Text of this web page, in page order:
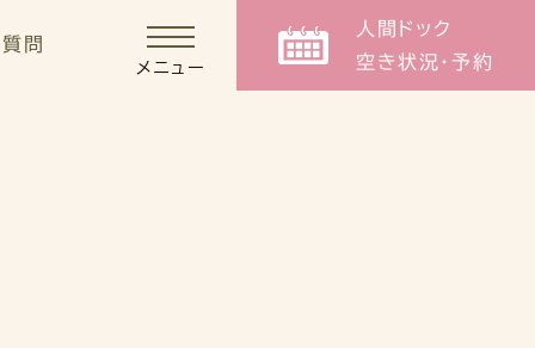
問
メニュー
人間ドック
空き状況・予約